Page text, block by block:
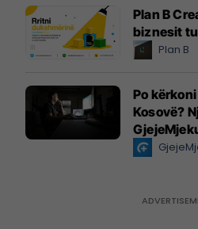
Plan B
biznesit
Plan B
Po
Kosovë?